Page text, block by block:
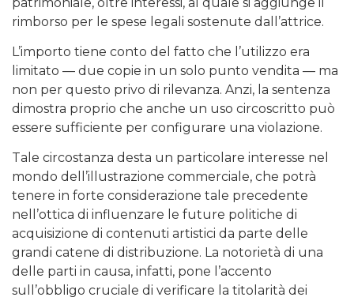
patrimoniale, oltre interessi, al quale si aggiunge il
rimborso per le spese legali sostenute dall’attrice.
L’importo tiene conto del fatto che l’utilizzo era
limitato — due copie in un solo punto vendita — ma
non per questo privo di rilevanza. Anzi, la sentenza
dimostra proprio che anche un uso circoscritto può
essere sufficiente per configurare una violazione.
Tale circostanza desta un particolare interesse nel
mondo dell’illustrazione commerciale, che potrà
tenere in forte considerazione tale precedente
nell’ottica di influenzare le future politiche di
acquisizione di contenuti artistici da parte delle
grandi catene di distribuzione. La notorietà di una
delle parti in causa, infatti, pone l’accento
sull’obbligo cruciale di verificare la titolarità dei